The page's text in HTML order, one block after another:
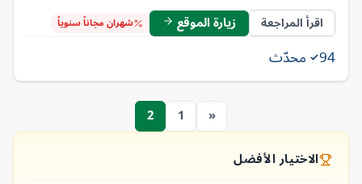
94 محدّث
اقرأ المراجعة زيارة الموقع شهران مجاناً سنوياً
«
1
2
الاختيار الأفضل